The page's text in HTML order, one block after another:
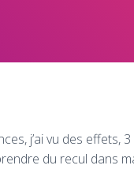
j’ai vu des effets,
du recul dans